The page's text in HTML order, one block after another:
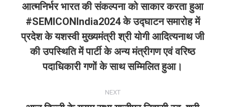
Previous
post:
आत्मनिर्भर भारत की संकल्पना को साकार करता हुआ
#SEMICONIndia2024 के उद्घाटन समारोह में
प्रदेश के यशस्वी मुख्यमंत्री श्री योगी आदित्यनाथ जी
की उपस्थिति में पार्टी के अन्य मंत्रीगण एवं वरिष्ठ
पदाधिकारी गणों के साथ सम्मिलित हुआ।
NEXT